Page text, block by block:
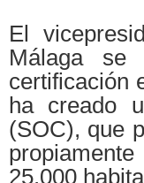
El
Málaga se
certificación
ha creado
(SOC), que
25.000